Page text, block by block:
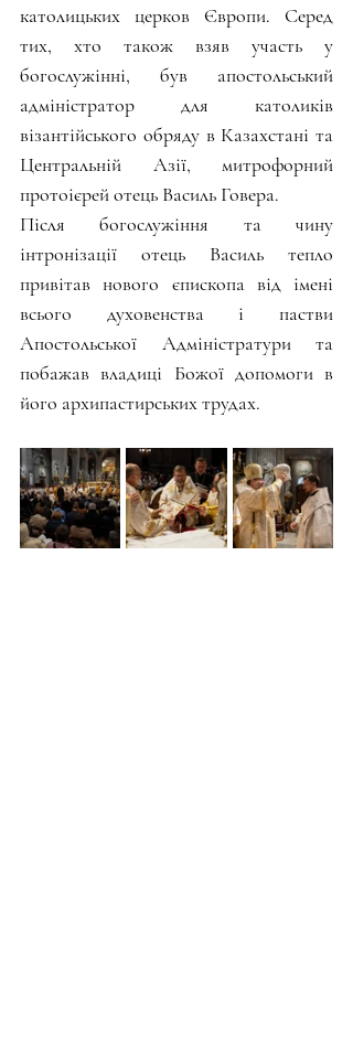
католицьких церков Європи. Серед
тих, хто також взяв участь у
богослужінні, був апостольський
адміністратор для католиків
візантійського обряду в Казахстані та
Центральній Азії, митрофорний
протоієрей отець Василь Говера.
Після богослужіння та чину
інтронізації отець Василь тепло
привітав нового єпископа від імені
всього духовенства і пастви
Апостольської Адміністратури та
побажав владиці Божої допомоги в
його архипастирських трудах.